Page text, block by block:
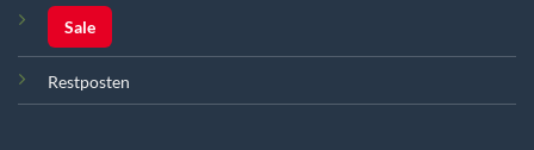
Sale
Restposten